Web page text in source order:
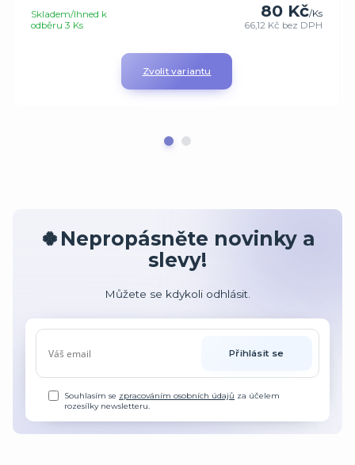
80 Kč/Ks
66,12 Kč bez DPH
Skladem/Ihned k
odběru 3 Ks
Zvolit variantu
🍀Nepropásněte novinky a
slevy!
Můžete se kdykoli odhlásit.
Přihlásit se
Souhlasím se zpracováním osobních údajů za účelem
rozesílky newsletteru.